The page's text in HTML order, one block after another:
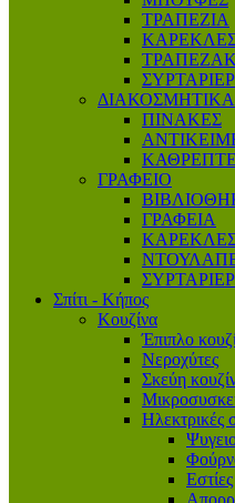
ΤΡΑΠΕΖΙΑ
ΔΙΑΚΟΣΜΗΤΙΚΑ
ΠΙΝΑΚΕΣ
ΓΡΑΦΕΙΟ
ΓΡΑΦΕΙΑ
Σπίτι - Κήπος
Κουζίνα
Έπιπλο
Νεροχύτες
Σκεύη
Ηλεκτρικές
Εστίες